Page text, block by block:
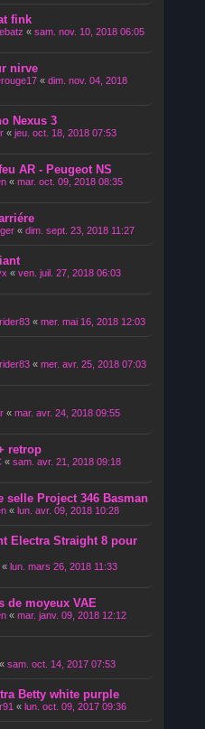
fink
« sam. nov. 10, 2018 06:05
nirve
« dim. nov. 04, 2018
Nexus 3
« jeu. oct. 18, 2018 07:53
AR - Peugeot NS
« mar. oct. 09, 2018 08:35
« dim. sept. 23, 2018 11:27
« ven. juil. 27, 2018 06:03
« mer. mai 16, 2018 12:03
« mer. avr. 25, 2018 07:03
« mar. avr. 24, 2018 09:55
retrop
« sam. avr. 21, 2018 09:18
selle Project 346 Basman
« lun. avr. 09, 2018 10:28
Electra Straight 8 pour
« lun. mars 26, 2018 11:33
de moyeux VAE
« mar. janv. 09, 2018 12:12
« sam. oct. 14, 2017 07:53
Betty white purple
« lun. oct. 09, 2017 09:36